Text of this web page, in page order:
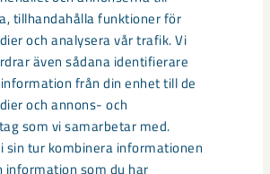
tillhandahålla funktioner för
och analysera vår trafik. Vi
även sådana identifierare
från din enhet till de
och annons- och
som vi samarbetar med.
sin tur kombinera informationen
information som du har
av smittspridning av covid-19. – Vi tar
och har en löpande översyn av
i verksamheten inom både gruva och
har flertalet medarbetare kunnat
därför är nu planen att starta upp
under fredagen, säger Monika
områdeschef för Malmberget.